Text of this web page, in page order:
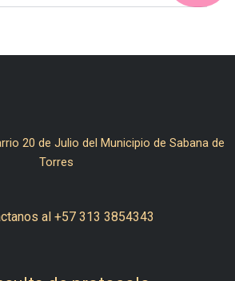
20 de Julio del Municipio de Sabana de
Torres
al +57 313 3854343